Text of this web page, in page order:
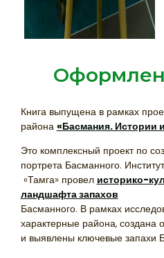
Книга выпущена в рамках
района «Басмания. Истории
Это комплексный проект по
портрета Басманного.
«Тамга» провел историко-
ландшафта запахов
Басманного. В рамках
характерные района, создана
и выявлены ключевые запахи